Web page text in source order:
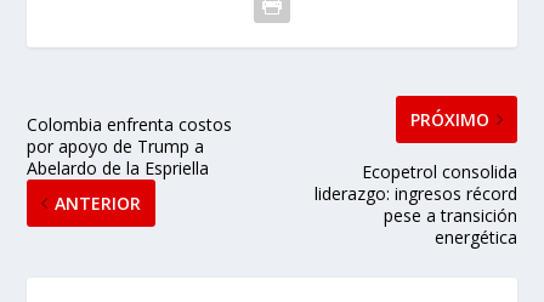
Colombia enfrenta costos
por apoyo de Trump a
Abelardo de la Espriella
ANTERIOR
PRÓXIMO
Ecopetrol consolida
liderazgo: ingresos récord
pese a transición
energética